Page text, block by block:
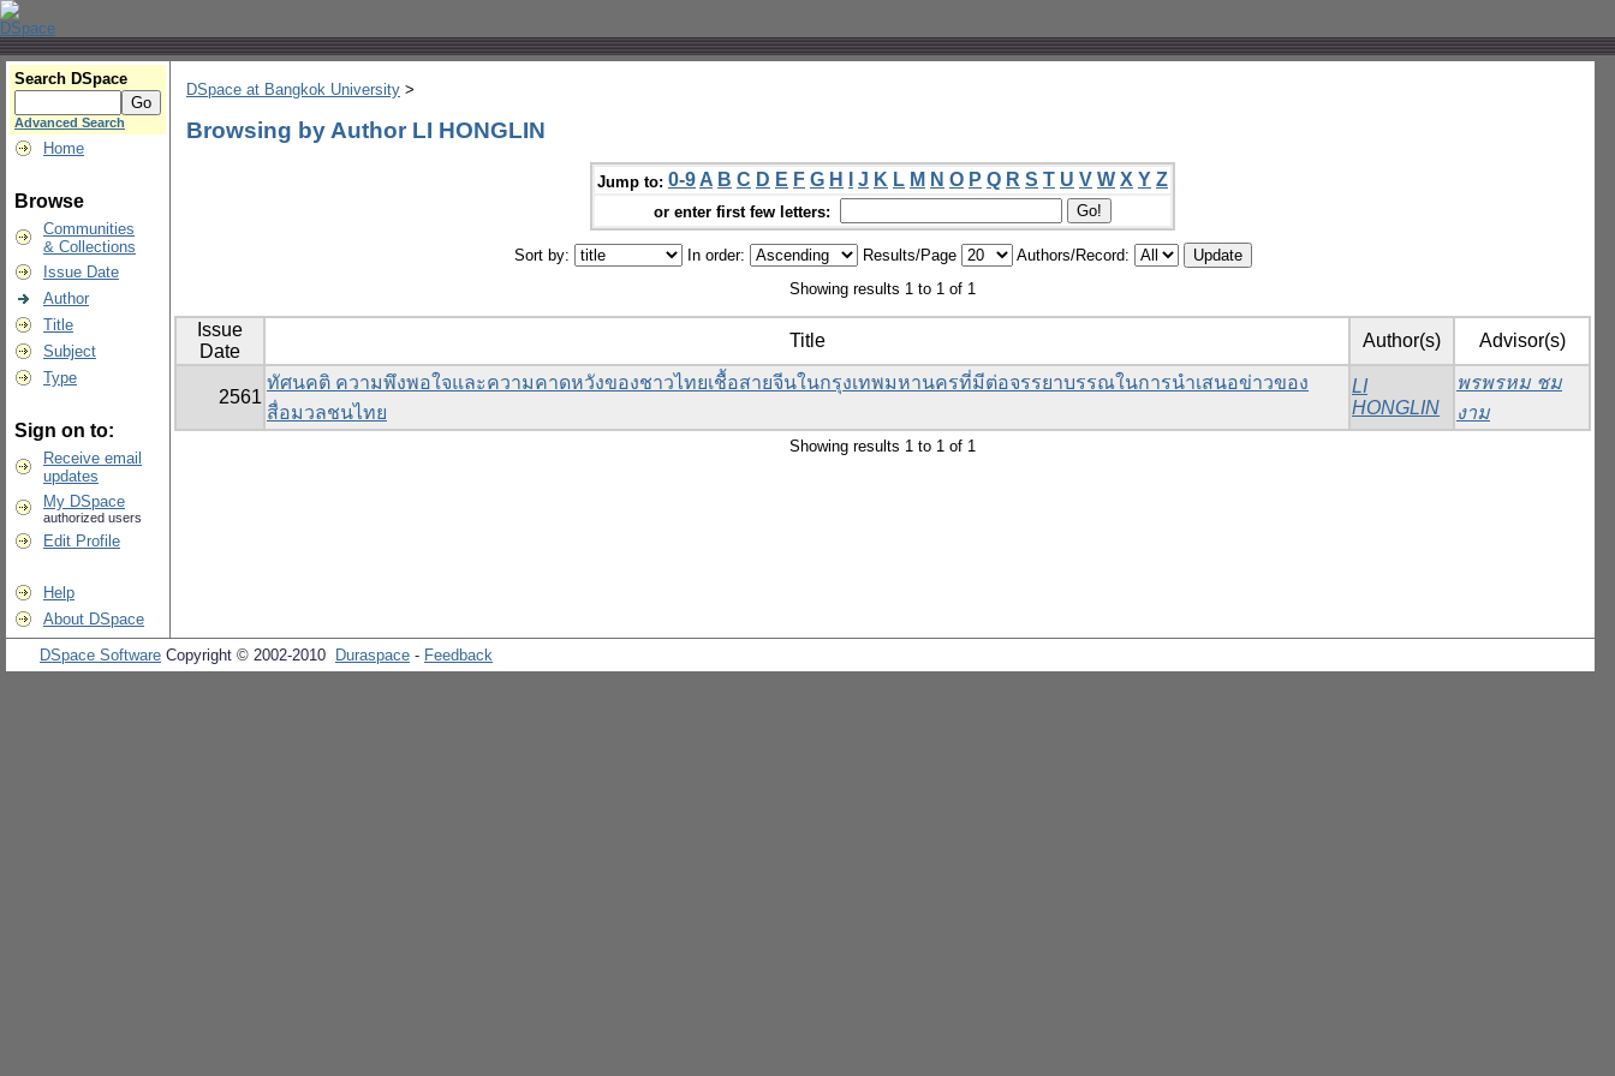
Search DSpace
Advanced Search
Home
Browse
Communities
& Collections
Issue Date
Author
Title
Subject
Type
Sign on to:
Receive email
updates
My DSpace
authorized users
Edit Profile
Help
About DSpace
DSpace at Bangkok University >
Browsing by Author LI HONGLIN
Jump to: 0-9 A B C D E F G H J K L M N O P Q R S T U V W X Y Z
or enter first few letters:
Sort by: In order: Results/Page
Authors/Record:
Showing results 1 to 1 of 1
Issue
Date
Title Author(s) Advisor(s)
2561
ทัศนคติ ความพึงพอใจและความคาดหวังของชาวไทยเชื้อสายจีนในกรุงเทพมหานครที่มีต่อจรรยาบรรณในการนําเสนอข่าวของ
สื่อมวลชนไทย
LI
HONGLIN
พรพรหม ชม
งาม
Showing results 1 to 1 of 1
DSpace Software Copyright © 2002-2010 Duraspace - Feedback